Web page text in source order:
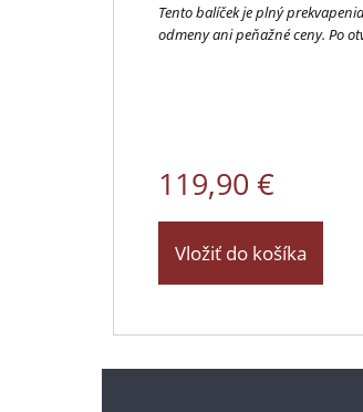
Tento balíček je plný
odmeny ani peňažné ceny. Po
119,90 €
Vložiť do košíka